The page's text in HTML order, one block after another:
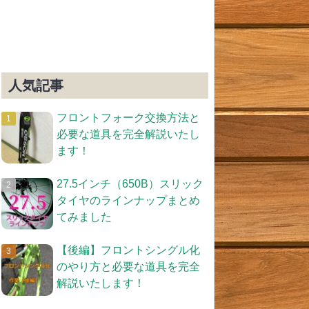
人気記事
フロントフォーク交換方法と
必要な道具を完全解説いたし
ます！
27.5インチ（650B）スリック
タイヤのラインナップまとめ
てみました
【後編】フロントシングル化
のやり方と必要な道具を完全
解説いたします！